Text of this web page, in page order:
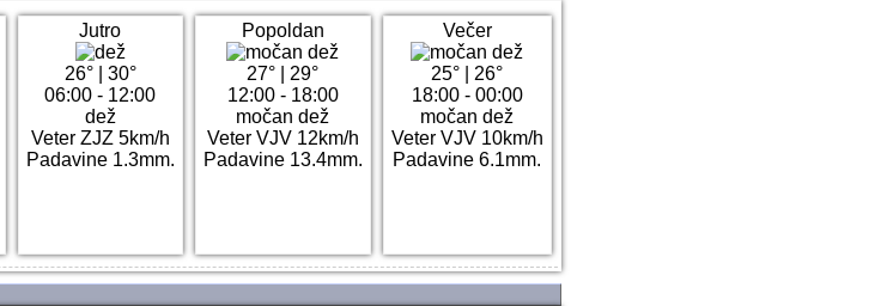
Jutro
26°| 30°
06:00 - 12:00
dež
Veter ZJZ 5km/h
Padavine 1.3mm.
Popoldan
27°
29°
12:00 - 18:00
močan dež
Veter VJV 12km/h
Padavine 13.4mm.
Večer
25°
26°
18:00 - 00:00
močan dež
Veter VJV 10km/h
Padavine 6.1mm.